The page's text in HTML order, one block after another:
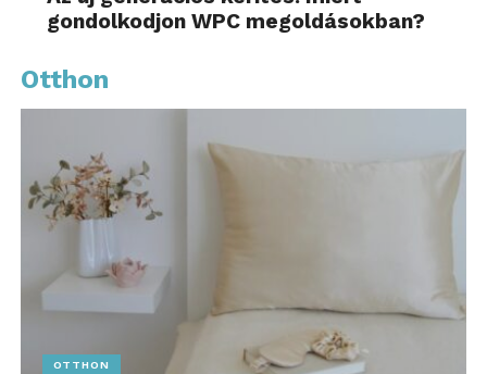
gondolkodjon WPC megoldásokban?
Otthon
OTTHON